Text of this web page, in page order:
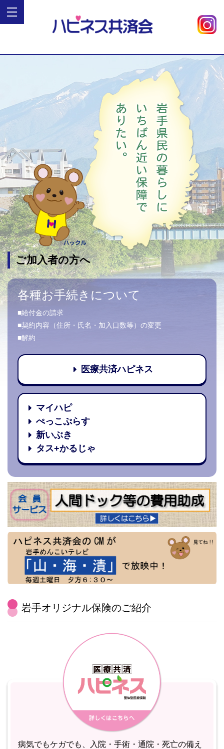
ご加入者の方へ
各種お手続きについて
■給付金の請求
■契約内容（住所・氏名・加入口数等）の変更
■解約
医療共済ハピネス
マイハピ
ぺっこぷらす
新いぶき
タス+かるじゃ
岩手オリジナル保険のご紹介
病気でもケガでも、入院・手術・通院・死亡の備え